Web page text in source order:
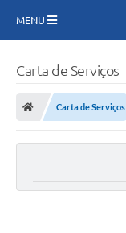
MENU
A Nossa Cidade
Carta de Serviços
Carta de Serviços